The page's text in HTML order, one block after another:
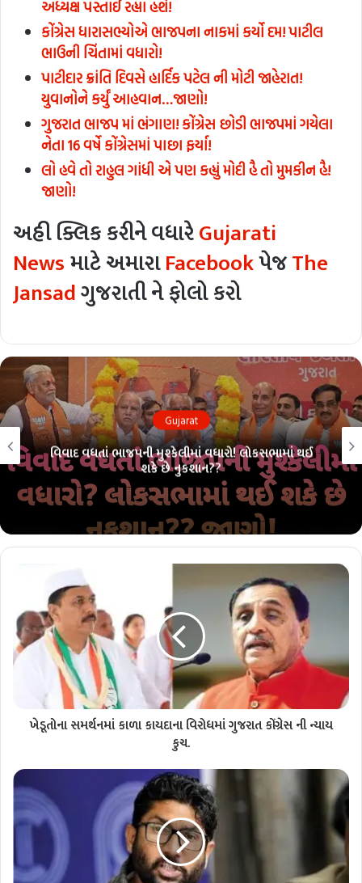
અધ્યક્ષ પસ્તાઈ રહ્યા હશે!
કોંગ્રેસ ધારાસભ્યોએ ભાજપના નાકમાં કર્યો દમ! પાટીલ
ભાઉની ચિંતામાં વધારો!
પાટીદાર ક્રાંતિ દિવસે હાર્દિક પટેલ ની મોટી જાહેરાત!
યુવાનોને કર્યું આહવાન…જાણો!
ગુજરાત ભાજપ માં ભંગાણ! કોંગ્રેસ છોડી ભાજપમાં ગયેલા
નેતા 16 વર્ષે કોંગ્રેસમાં પાછા ફર્યા!
લો હવે તો રાહુલ ગાંધી એ પણ કહ્યું મોદી હૈ તો મુમકીન હૈ!
જાણો!
અહી ક્લિક કરીને વધારેGujarati
Newsમાટે અમારાFacebookપેજThe
Jansadગુજરાતી ને ફોલો કરો
Gujarat
લોકસભા ચૂંટણી પહેલાં ભાજપમાં ભંગાણ?? 26 માંથી 26ની
પરંપરા તૂટશે?? જાણો!!
ખેડૂતોના સમર્થનમાં કાળા કાયદાના વિરોધમાં ગુજરાત કોંગ્રેસ ની ન્યાય
કુચ.